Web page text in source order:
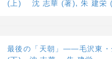
(上) 沈 志華 (著), 朱 建栄
最後の「天朝」――毛沢東・